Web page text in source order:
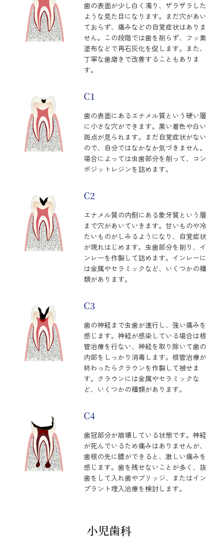
歯の表面が少し白く濁り、ザラザラした
ような見た目になります。まだ穴があい
ておらず、痛みなどの自覚症状はありま
せん。この段階では歯を削らず、フッ素
塗布などで再石灰化を促します。また、
丁寧な歯磨きで改善することもありま
す。
C1
歯の表面にあるエナメル質という硬い層
に小さな穴ができます。黒い着色や白い
斑点が見られます。まだ自覚症状がない
ので、自分ではなかなか気づきません。
場合によっては虫歯部分を削って、コン
ポジットレジンを詰めます。
C2
エナメル質の内側にある象牙質という層
まで穴があいていきます。甘いものや冷
たいものがしみるようになり、自覚症状
が現れはじめます。虫歯部分を削り、イ
ンレーを作製して詰めます。インレーに
は金属やセラミックなど、いくつかの種
類があります。
C3
歯の神経まで虫歯が進行し、強い痛みを
感じます。神経が感染している場合は根
管治療を行ない、神経を取り除いて歯の
内部をしっかり消毒します。根管治療が
終わったらクラウンを作製して被せま
す。クラウンには金属やセラミックな
ど、いくつかの種類があります。
C4
歯冠部分が崩壊している状態です。神経
が死んでいるため痛みはありませんが、
歯根の先に膿ができると、激しい痛みを
感じます。歯を残せないことが多く、抜
歯をして入れ歯やブリッジ、またはイン
プラント埋入治療を検討します。
小児歯科